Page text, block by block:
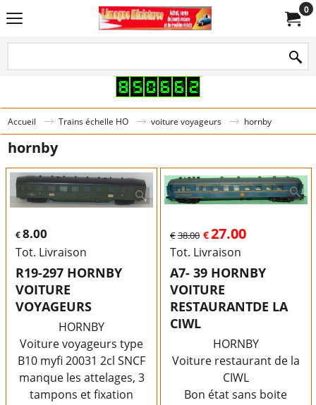
0
Accueil Trains échelle HO voiture voyageurs hornby
hornby
€8.00
Tot. Livraison
R19-297 HORNBY
VOITURE
VOYAGEURS
HORNBY
Voiture voyageurs type
B10 myfi 20031 2cl SNCF
manque les attelages, 3
tampons et fixation
€38.00 €27.00
Tot. Livraison
A7- 39 HORNBY
VOITURE
RESTAURANTDE LA
CIWL
HORNBY
Voiture restaurant de la
CIWL
Bon état sans boite